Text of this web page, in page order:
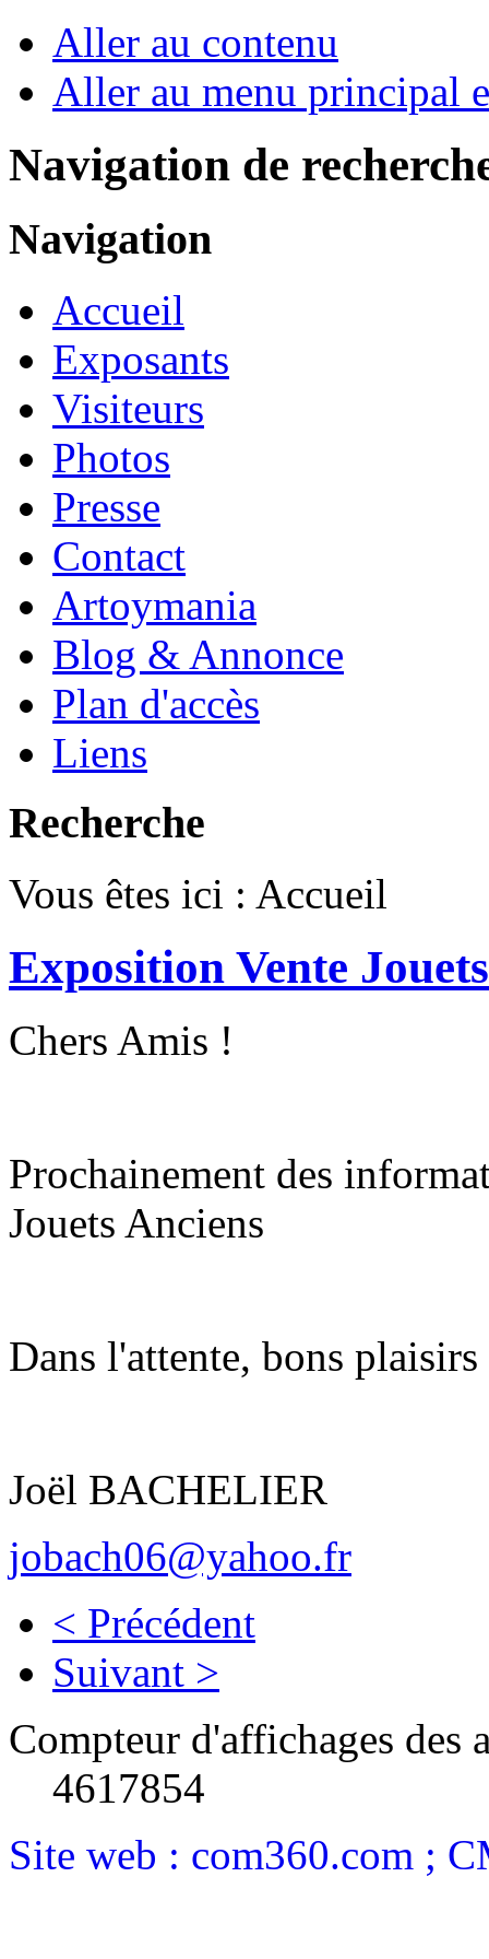
Aller au contenu
Aller au menu principal
Navigation de
Navigation
Accueil
Exposants
Visiteurs
Photos
Presse
Contact
Artoymania
Blog & Annonce
Plan d'accès
Liens
Recherche
Vous êtes ici : Accueil
Exposition Vente
Chers Amis !
Prochainement des
Jouets Anciens
Dans l'attente, bons plaisirs
Joël BACHELIER
jobach06@yahoo.fr
< Précédent
Suivant >
Compteur d'affichages des
4617854
Site web : com360.com ;